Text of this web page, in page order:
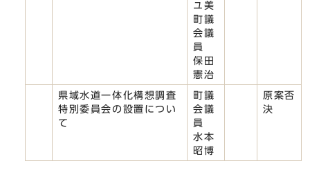
ユ美
町議
会議
員
保田
憲治
県域水道一体化構想調査
特別委員会の設置につい
て
町議
会議
員
水本
昭博
原案否
決